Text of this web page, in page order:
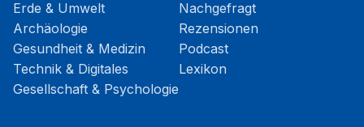
Erde & Umwelt
Archäologie
Gesundheit & Medizin
Technik & Digitales
Gesellschaft & Psychologie
Nachgefragt
Rezensionen
Podcast
Lexikon